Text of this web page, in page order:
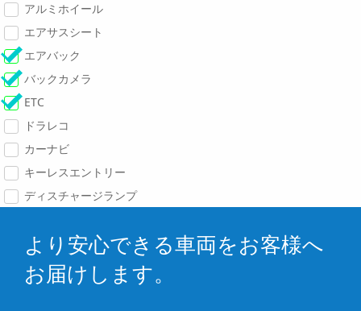
アルミホイール
エアサスシート
エアバック
バックカメラ
ETC
ドラレコ
カーナビ
キーレスエントリー
ディスチャージランプ
より安心できる車両をお客様へ
お届けします。